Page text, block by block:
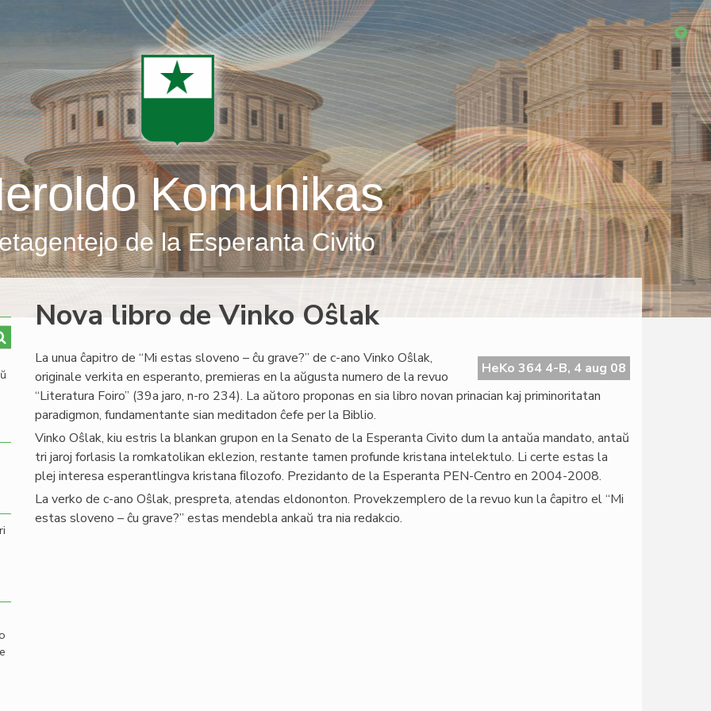
Komunikas
de la Esperanta Civito
Nova libro de Vinko Oŝlak
HeKo 364 4-B, 4 aug 08
La unua ĉapitro de “Mi estas sloveno – ĉu grave?” de c-ano Vinko Oŝlak,
originale verkita en esperanto, premieras en la aŭgusta numero de la revuo
“Literatura Foiro” (39a jaro, n-ro 234). La aŭtoro proponas en sia libro novan prinacian kaj priminoritatan
paradigmon, fundamentante sian meditadon ĉefe per la Biblio.
Vinko Oŝlak, kiu estris la blankan grupon en la Senato de la Esperanta Civito dum la antaŭa mandato, antaŭ
tri jaroj forlasis la romkatolikan eklezion, restante tamen profunde kristana intelektulo. Li certe estas la
plej interesa esperantlingva kristana ﬁlozofo. Prezidanto de la Esperanta PEN-Centro en 2004-2008.
La verko de c-ano Oŝlak, prespreta, atendas eldononton. Provekzemplero de la revuo kun la ĉapitro el “Mi
estas sloveno – ĉu grave?” estas mendebla ankaŭ tra nia redakcio.